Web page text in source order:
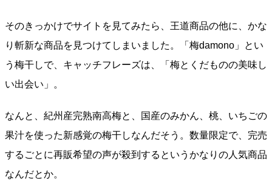
そのきっかけでサイトを見てみたら、王道商品の他に、かな
り斬新な商品を見つけてしまいました。「梅damono」とい
う梅干しで、キャッチフレーズは、「梅とくだものの美味し
い出会い」。
なんと、紀州産完熟南高梅と、国産のみかん、桃、いちごの
果汁を使った新感覚の梅干しなんだそう。数量限定で、完売
するごとに再販希望の声が殺到するというかなりの人気商品
なんだとか。